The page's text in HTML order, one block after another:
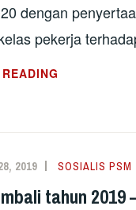
dengan
pekerja
CABAR
KEKUASAAN
2019 SOSIALIS PSM
tahun